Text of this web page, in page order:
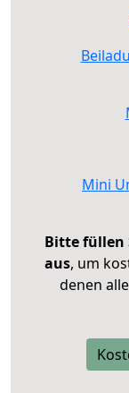
Mini
Bitte füllen
aus, um
denen